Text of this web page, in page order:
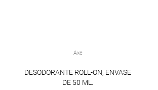
Axe
DESODORANTE ROLL-ON, ENVASE
DE 50 ML.